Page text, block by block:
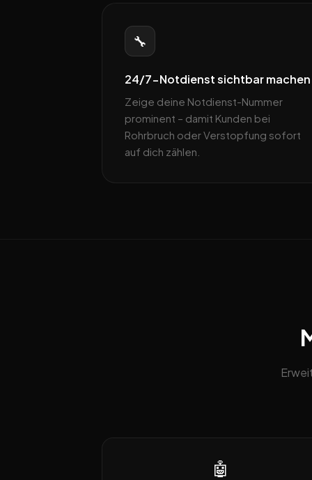
🔧
24/7-Notdienst sichtbar machen
Zeige deine Notdienst-Nummer
prominent – damit Kunden bei
Rohrbruch oder Verstopfung sofort
auf dich zählen.
🤖